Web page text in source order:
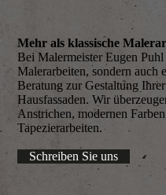
Mehr als klassische
Bei Malermeister Eugen
Malerarbeiten, sondern auch
Beratung zur Gestaltung
Hausfassaden. Wir
Anstrichen, modernen
Tapezierarbeiten.
Schreiben Sie uns